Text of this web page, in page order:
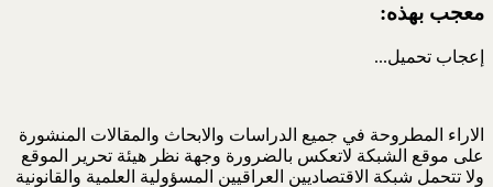
معجب بهذه:
إعجاب تحميل...
الاراء المطروحة في جميع الدراسات والابحاث والمقالات المنشورة
على موقع الشبكة لاتعكس بالضرورة وجهة نظر هيئة تحرير الموقع
ولا تتحمل شبكة الاقتصاديين العراقيين المسؤولية العلمية والقانونية